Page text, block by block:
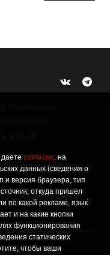
согласие. на
данных (сведения о
и версия браузера, тип
откуда пришел
по какой рекламе, язык
и на какие кнопки
функционирования
статических
чтобы ваши
просмотра лицам
запись о